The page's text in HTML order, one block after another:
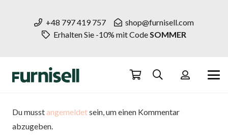
+48 797 419 757
shop@furnisell.com
Erhalten Sie -10% mit CodeSOMMER
Du musstangemeldetsein, um einen Kommentar
abzugeben.